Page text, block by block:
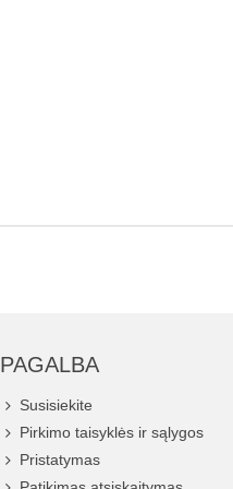
PAGALBA
Susisiekite
Pirkimo taisyklės ir sąlygos
Pristatymas